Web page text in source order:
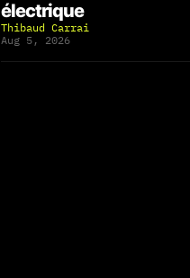
électrique
Thibaud Carrai
Aug 5, 2026